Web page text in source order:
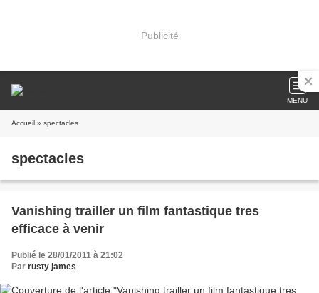
Publicité
MENU
Accueil » spectacles
spectacles
Vanishing trailler un film fantastique tres
efficace à venir
Publié le 28/01/2011 à 21:02
Par rusty james